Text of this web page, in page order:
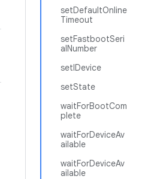
setDefaultOnline
Timeout
setFastbootSeri
alNumber
setIDevice
setState
waitForBootCom
plete
waitForDeviceAv
ailable
waitForDeviceAv
ailable